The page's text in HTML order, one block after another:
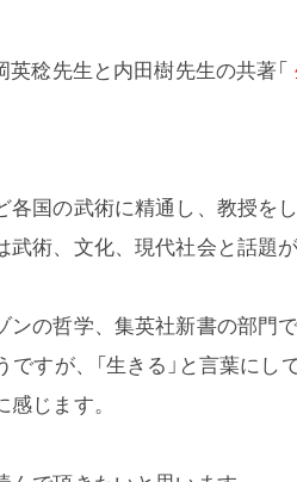
英稔先生と内田樹先生の共著「
各国の武術に精通し、教授を
武術、文化、現代社会と話題
ンの哲学、集英社新書の部門
ですが、「生きる」と言葉に
じます。